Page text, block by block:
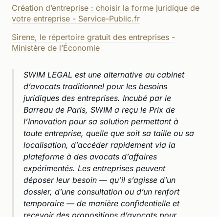
Création d’entreprise : choisir la forme juridique de
votre entreprise - Service-Public.fr
Sirene, le répertoire gratuit des entreprises -
Ministère de l’Économie
SWIM LEGAL est une alternative au cabinet
d’avocats traditionnel pour les besoins
juridiques des entreprises. Incubé par le
Barreau de Paris, SWIM a reçu le Prix de
l’Innovation pour sa solution permettant à
toute entreprise, quelle que soit sa taille ou sa
localisation, d’accéder rapidement via la
plateforme à des avocats d’affaires
expérimentés. Les entreprises peuvent
déposer leur besoin — qu’il s’agisse d’un
dossier, d’une consultation ou d’un renfort
temporaire — de manière confidentielle et
recevoir des propositions d’avocats pour